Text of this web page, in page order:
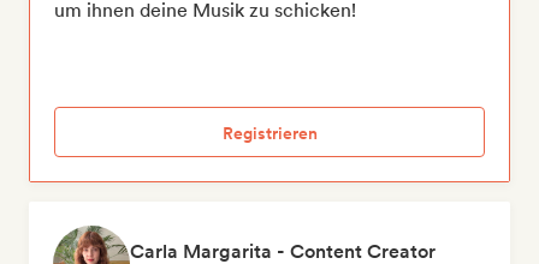
um ihnen deine Musik zu schicken!
Registrieren
Carla Margarita - Content Creator